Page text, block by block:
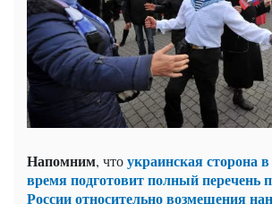
Напомним, чтоукраинская сторона
время подготовит полный перечень
России относительно возмещения